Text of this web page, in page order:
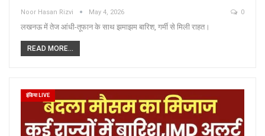
Noor Hasan Rizvi May 4, 2026 0
लखनऊ में तेज आंधी-तूफान के साथ झमाझम बारिश, गर्मी से मिली राहत।
READ MORE...
इंडिया LIVE